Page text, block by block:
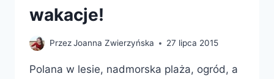
wakacje!
PrzezJoanna Zwierzyńska 27 lipca 2015
Polana w lesie, nadmorska plaża, ogród, a